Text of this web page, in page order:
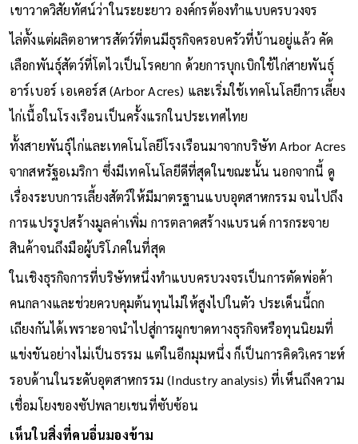
เขาวาดวิสัยทัศน์ว่าในระยะยาว องค์กรต้องทำแบบครบวงจร
ไล่ตั้งแต่ผลิตอาหารสัตว์ที่ตนมีธุรกิจครอบครัวที่บ้านอยู่แล้ว คัด
เลือกพันธุ์สัตว์ที่โตไวเป็นโรคยาก ด้วยการบุกเบิกใช้ไก่สายพันธุ์
อาร์เบอร์ เอเคอร์ส (Arbor Acres) และเริ่มใช้เทคโนโลยีการเลี้ยง
ไก่เนื้อในโรงเรือนเป็นครั้งแรกในประเทศไทย
ทั้งสายพันธุ์ไก่และเทคโนโลยีโรงเรือนมาจากบริษัท Arbor Acres
จากสหรัฐอเมริกา ซึ่งมีเทคโนโลยีดีที่สุดในขณะนั้น นอกจากนี้ ดู
เรื่องระบบการเลี้ยงสัตว์ให้มีมาตรฐานแบบอุตสาหกรรม จนไปถึง
การแปรรูปสร้างมูลค่าเพิ่ม การตลาดสร้างแบรนด์ การกระจาย
สินค้าจนถึงมือผู้บริโภคในที่สุด
ในเชิงธุรกิจการที่บริษัทหนึ่งทำแบบครบวงจรเป็นการตัดพ่อค้า
คนกลางและช่วยควบคุมต้นทุนไม่ให้สูงไปในตัว ประเด็นนี้ถก
เถียงกันได้เพราะอาจนำไปสู่การผูกขาดทางธุรกิจหรือทุนนิยมที่
แข่งขันอย่างไม่เป็นธรรม แต่ในอีกมุมหนึ่ง ก็เป็นการคิดวิเคราะห์
รอบด้านในระดับอุตสาหกรรม (Industry analysis) ที่เห็นถึงความ
เชื่อมโยงของซัปพลายเชนที่ซับซ้อน
เห็นในสิ่งที่คนอื่นมองข้าม